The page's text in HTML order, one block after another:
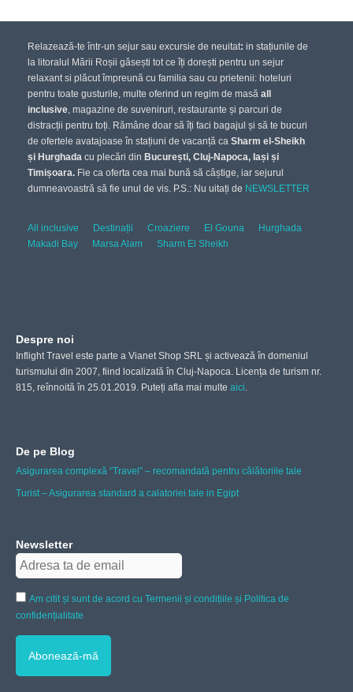
Relazează-te într-un sejur sau excursie de neuitat: in stațiunile de
la litoralul Mării Roșii găsești tot ce îți dorești pentru un sejur
relaxant si plăcut împreună cu familia sau cu prietenii: hoteluri
pentru toate gusturile, multe oferind un regim de masă all
inclusive, magazine de suveniruri, restaurante și parcuri de
distracții pentru toți. Rămâne doar să îți faci bagajul și să te bucuri
de ofertele avatajoase în stațiuni de vacanță ca Sharm el-Sheikh
și Hurghada cu plecări din București, Cluj-Napoca, Iași și
Timișoara. Fie ca oferta cea mai bună să câștige, iar sejurul
dumneavoastră să fie unul de vis. P.S.: Nu uitați de NEWSLETTER
All inclusive Destinații Croaziere El Gouna
Hurghada
Makadi Bay
Marsa Alam Sharm El Sheikh
Despre noi
Inflight Travel este parte a Vianet Shop SRL și activează în domeniul
turismului din 2007, fiind localizată în Cluj-Napoca. Licența de turism nr.
815, reînnoită în 25.01.2019. Puteți afla mai multe aici.
De pe Blog
Asigurarea complexă “Travel” – recomandată pentru călătoriile tale
Turist – Asigurarea standard a calatoriei tale in Egipt
Newsletter
Am citit și sunt de acord cu Termenii și condițiile și Politica de
confidențialitate